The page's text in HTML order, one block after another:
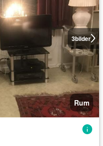
3bilder
Rum